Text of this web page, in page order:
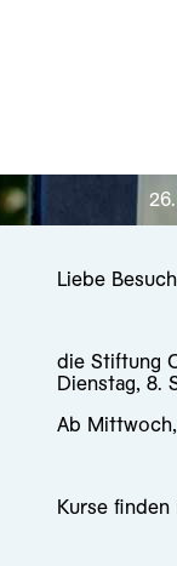
Liebe
die Stiftung
Dienstag, 8.
Ab
Kurse